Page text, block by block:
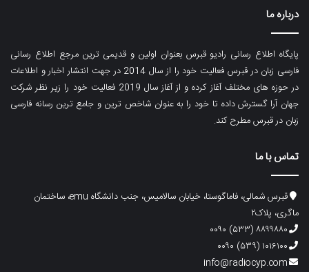
درباره ما
پایگاه اطلاع رسانی رادیو قبرس بعنوان اولین و قدیمی ترین مرجع اطلاع رسانی
فارسی زبان در قبرس فعالیت خود را از سال 2014 در جهت انتشار اخبار و اطلاعات
در حوزه های مختلف آغاز کرده و از آغاز سال 2019 فعالیت خود را زیر نظر شرکت
جهان آرا گسترش داده تا خود را به عنوان شاخص ترین و جامع ترین رسانه فارسی
زبان در قبرس مطرح کند.
تماس با ما
قبرس شمالی، فاماگوستا، خیابان سالامیس، جنب دانشگاه emu، ساختمان
ماگری، پلاک۲
۸۸۹۹۸۸۰ (۵۳۳) ۰۰۹۰
۱۰۱۶۱۰۰ (۵۳۹) ۰۰۹۰
info@radiocyp.com